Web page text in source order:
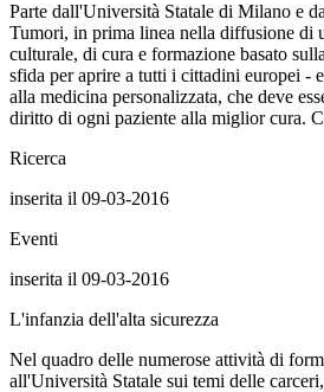
Parte dall'Università Statale di Milano e
Tumori, in prima linea nella diffusione di
culturale, di cura e formazione basato
sfida per aprire a tutti i cittadini europei -
alla medicina personalizzata, che deve
diritto di ogni paziente alla miglior cura.
Ricerca
inserita il 09-03-2016
Eventi
inserita il 09-03-2016
L'infanzia dell'alta sicurezza
Nel quadro delle numerose attività di
all'Università Statale sui temi delle